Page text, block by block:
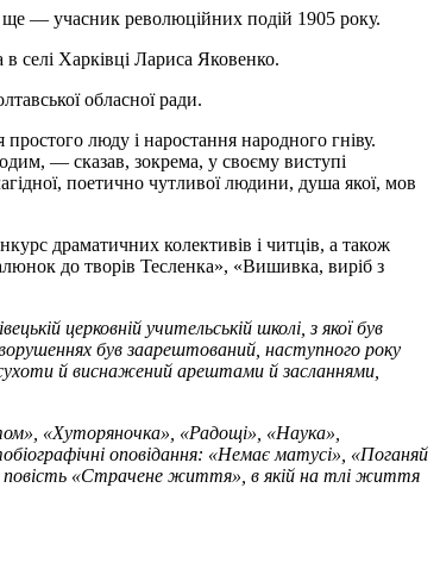
ще — учасник революційних подій 1905 року.
селі Харківці Лариса Яковенко.
обласної ради.
простого люду і наростання народного гніву.
— сказав, зокрема, у своєму виступі
поетично чутливої людини, душа якої, мов
драматичних колективів і читців, а також
до творів Тесленка», «Вишивка, виріб з
церковній учительській школі, з якої був
був заарештований, наступного року
й виснажений арештами й засланнями,
«Хуторяночка», «Радощі», «Наука»,
оповідання: «Немає матусі», «Поганяй
повість «Страчене життя», в якій на тлі життя